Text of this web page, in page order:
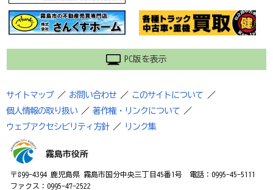
PC版を表示
サイトマップ ／ お問い合わせ ／ このサイトについて
／
個人情報の取り扱い ／ 著作権・リンクについて ／
ウェブアクセシビリティ方針 ／ リンク集
霧島市役所
〒899-4394 鹿児島県 霧島市国分中央三丁目45番1号 電話：0995-45-5111
ファクス：0995-47-2522